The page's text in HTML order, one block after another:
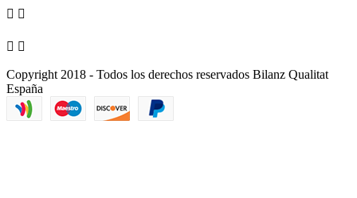
 
 
Copyright 2018 - Todos los derechos reservados Bilanz Qualitat
España